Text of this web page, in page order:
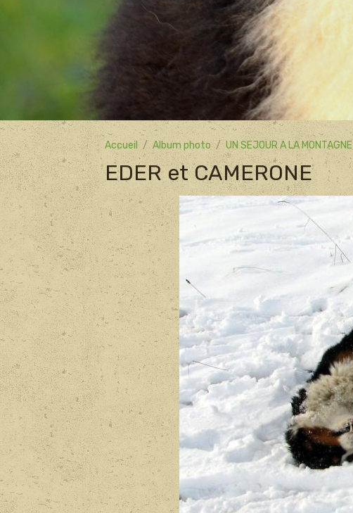
Accueil Album photo UN SEJOUR A LA MONTAGNE
EDER et CAMERONE